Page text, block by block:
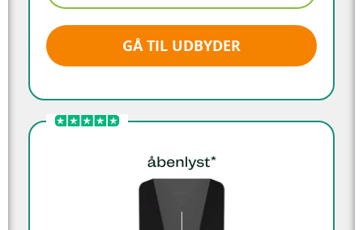
GÅ TIL UDBYDER